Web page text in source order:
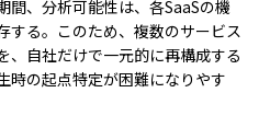
間、分析可能性は、各SaaSの機
する。このため、複数のサービス
、自社だけで一元的に再構成する
時の起点特定が困難になりやす